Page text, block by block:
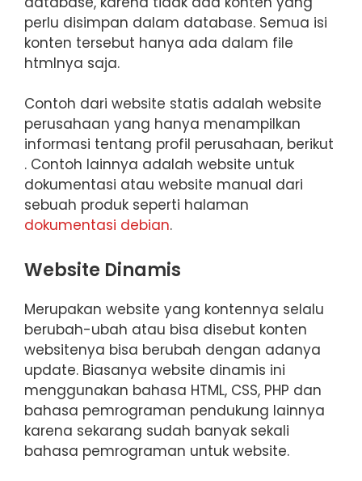
perlu disimpan dalam database. Semua isi
konten tersebut hanya ada dalam file
htmlnya saja.
Contoh dari website statis adalah website
perusahaan yang hanya menampilkan
informasi tentang profil perusahaan, berikut
. Contoh lainnya adalah website untuk
dokumentasi atau website manual dari
sebuah produk seperti halaman
dokumentasi debian.
Website Dinamis
Merupakan website yang kontennya selalu
berubah-ubah atau bisa disebut konten
websitenya bisa berubah dengan adanya
update. Biasanya website dinamis ini
menggunakan bahasa HTML, CSS, PHP dan
bahasa pemrograman pendukung lainnya
karena sekarang sudah banyak sekali
bahasa pemrograman untuk website.